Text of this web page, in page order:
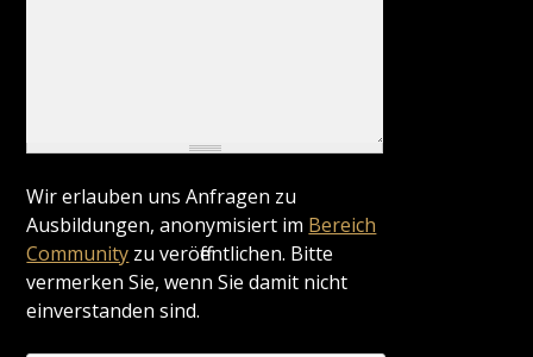
Wir erlauben uns Anfragen zu
Ausbildungen, anonymisiert im Bereich
Community zu veröffentlichen. Bitte
vermerken Sie, wenn Sie damit nicht
einverstanden sind.